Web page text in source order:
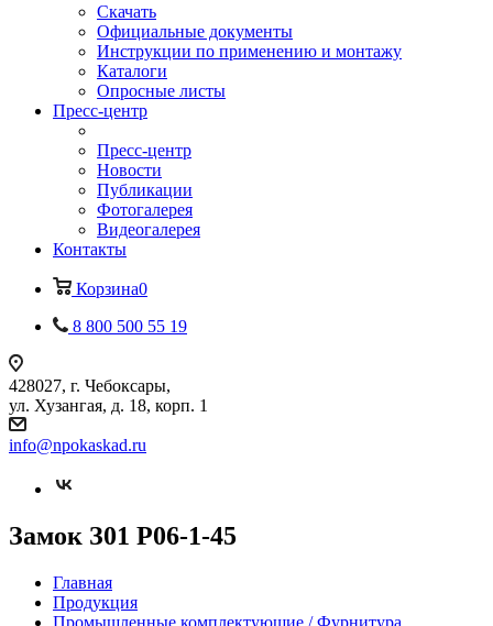
Скачать
Официальные документы
Инструкции по применению и монтажу
Каталоги
Опросные листы
Пресс-центр
Пресс-центр
Новости
Публикации
Фотогалерея
Видеогалерея
Контакты
Корзина0
8 800 500 55 19
428027, г. Чебоксары,
ул. Хузангая, д. 18, корп. 1
info@npokaskad.ru
Замок З01 Р06-1-45
Главная
Продукция
Промышленные комплектующие / Фурнитура